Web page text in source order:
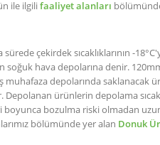
ile ilgilifaaliyet alanları
çekirdek sıcaklıklarının -
soğuk hava depolarına denir.
depolarında saklanacak
ürünlerin depolama
bozulma riski olmadan
bölümünde yer alan Donuk